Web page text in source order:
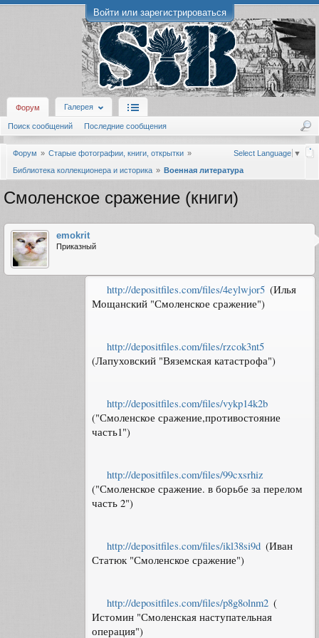
Войти или зарегистрироваться
Форум Галерея
Поиск сообщений Последние сообщения
Select Language ▼
Форум
Старые фотографии, книги, открытки
Библиотека коллекционера и историка
Военная литература
Смоленское сражение (книги)
emokrit
Приказный
http://depositfiles.com/files/4eylwjor5 (Илья
Мощанский "Смоленское сражение")
http://depositfiles.com/files/rzcok3nt5
(Лапуховский "Вяземская катастрофа")
http://depositfiles.com/files/vykp14k2b
("Смоленское сражение,противостояние
часть1")
http://depositfiles.com/files/99cxsrhiz
("Смоленское сражение. в борьбе за перелом
часть 2")
http://depositfiles.com/files/ikl38si9d (Иван
Статюк "Смоленское сражение")
http://depositfiles.com/files/p8g8olnm2 (
Истомин "Смоленская наступательная
операция")